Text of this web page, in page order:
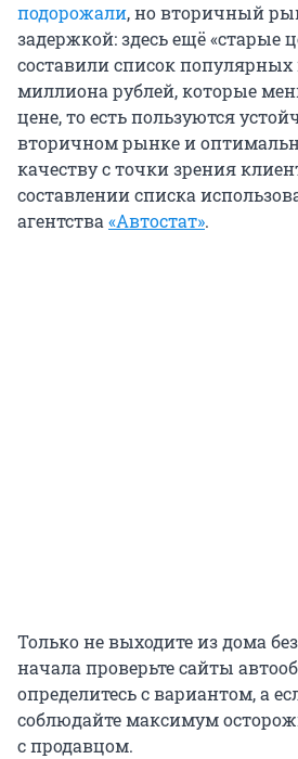
подорожали, но вторичный
задержкой: здесь ещё «старые
составили список
миллиона рублей, которые
цене, то есть пользуются
вторичном рынке и
качеству с точки зрения
составлении списка
агентства«Автостат».
Только не выходите из дома
начала проверьте сайты
определитесь с вариантом, а
соблюдайте максимум
с продавцом.